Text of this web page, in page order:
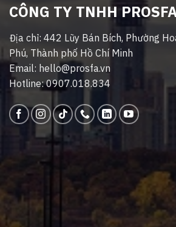
CÔNG TY TNHH
Địa chỉ: 442 Lũy Bán Bích, Phường
Phú, Thành phố Hồ Chí Minh
Email: hello@prosfa.vn
Hotline: 0907.018.834